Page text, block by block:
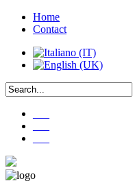
Home
Contact